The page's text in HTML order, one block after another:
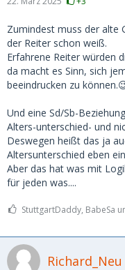
Zumindest muss der alte
der Reiter schon weiß.
Erfahrene Reiter würden
da macht es Sinn, sich
beeindrucken zu
Und eine Sd/Sb-
Alters-unterschied- und
Deswegen heißt das ja
Altersunterschied eben
Aber das hat was mit
für jeden was....
StuttgartDaddy, BabeSa
Richard_Neu